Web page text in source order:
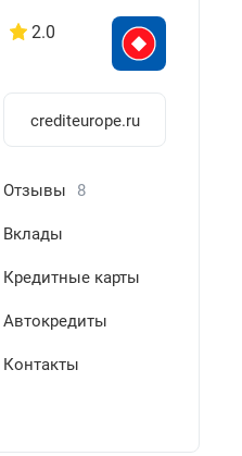
2.0
crediteurope.ru
Отзывы 8
Вклады
Кредитные карты
Автокредиты
Контакты